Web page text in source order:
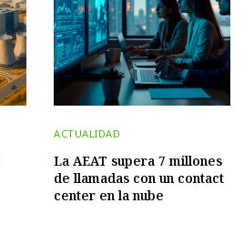
ACTUALIDAD
La AEAT supera 7 millones
de llamadas con un contact
center en la nube